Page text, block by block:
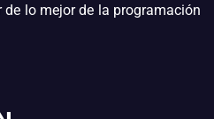
lo mejor de la programación